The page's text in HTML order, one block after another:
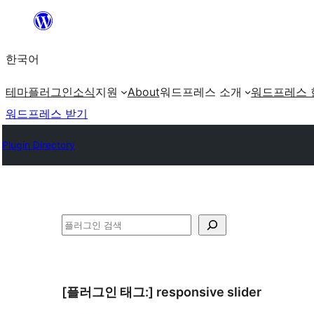
츠
로
로
가
기
한국어
테마플러그인소식지원 About워드프레스 소개 워드프레스
워드프레스 받기
Plugin Directory
검
[플러그인 태그:] responsive slider